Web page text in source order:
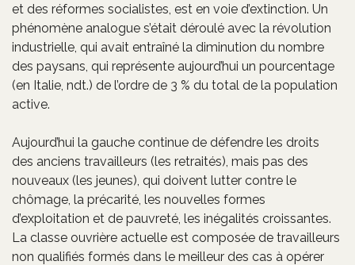
et des réformes socialistes, est en voie d’extinction. Un
phénomène analogue s’était déroulé avec la révolution
industrielle, qui avait entraîné la diminution du nombre
des paysans, qui représente aujourd’hui un pourcentage
(en Italie, ndt.) de l’ordre de 3 % du total de la population
active.
Aujourd’hui la gauche continue de défendre les droits
des anciens travailleurs (les retraités), mais pas des
nouveaux (les jeunes), qui doivent lutter contre le
chômage, la précarité, les nouvelles formes
d’exploitation et de pauvreté, les inégalités croissantes.
La classe ouvrière actuelle est composée de travailleurs
non qualifiés formés dans le meilleur des cas à opérer